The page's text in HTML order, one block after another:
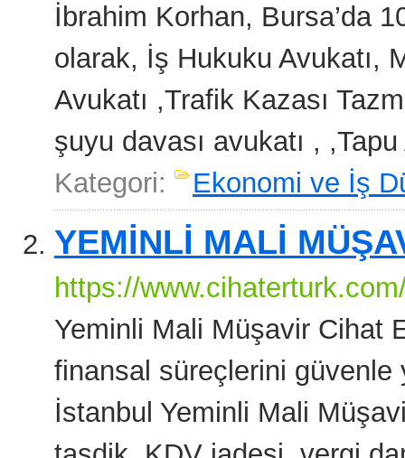
İbrahim Korhan, Bursa’da
olarak, İş Hukuku Avukatı,
Avukatı ,Trafik Kazası
şuyu davası avukatı ,
Kategori:
Ekonomi ve İş
YEMİNLİ MALİ
https://
Yeminli Mali Müşavir Cihat
finansal süreçlerini
İstanbul Yeminli Mali